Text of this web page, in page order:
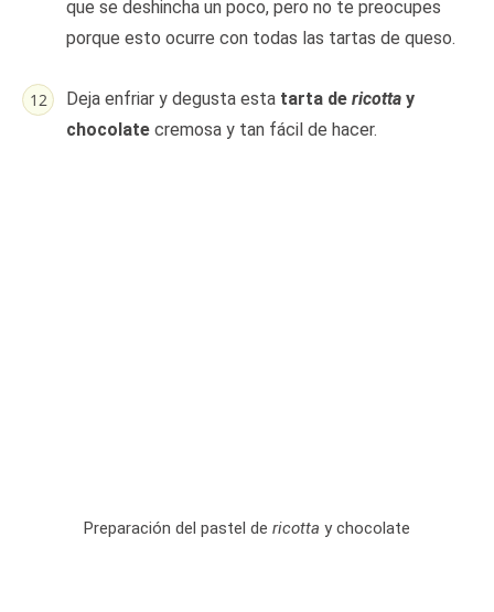
que se deshincha un poco, pero no te preocupes
porque esto ocurre con todas las tartas de queso.
Deja enfriar y degusta esta tarta de ricotta y
chocolate cremosa y tan fácil de hacer.
Preparación del pastel de ricotta y chocolate